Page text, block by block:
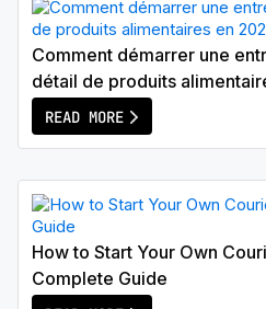
Comment démarrer une
détail de produits
READ MORE
How to Start Your Own
Complete Guide